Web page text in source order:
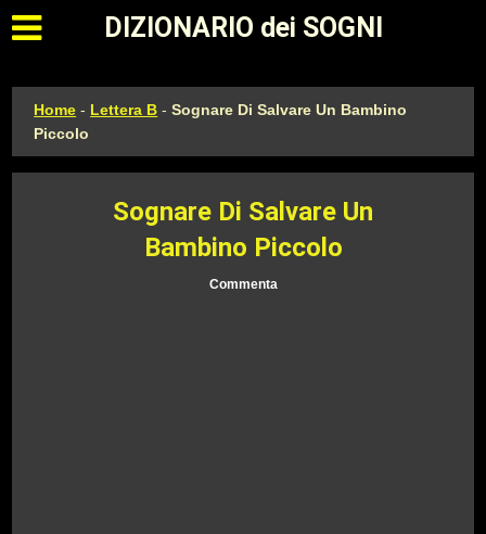
Apri il menu principale
DIZIONARIO dei SOGNI
Home - Lettera B -Sognare Di Salvare Un Bambino
Piccolo
Sognare Di Salvare Un
Bambino Piccolo
Commenta